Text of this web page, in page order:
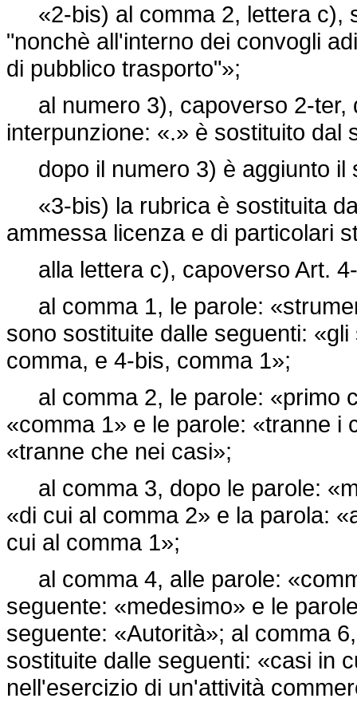
«2-bis) al comma 2, lettera c),
"nonchè all'interno dei convogli
di pubblico trasporto"»;
al numero 3), capoverso 2-ter,
interpunzione: «.» è sostituito dal
dopo il numero 3) è aggiunto il
«3-bis) la rubrica è sostituita
ammessa licenza e di particolari
alla lettera c), capoverso Art.
al comma 1, le parole:
sono sostituite dalle seguenti:
comma, e 4-bis, comma 1»;
al comma 2, le parole: «primo
«comma 1» e le parole: «tranne i
«tranne che nei casi»;
al comma 3, dopo le parole:
«di cui al comma 2» e la parola:
cui al comma 1»;
al comma 4, alle parole:
seguente: «medesimo» e le
seguente: «Autorità»; al comma
sostituite dalle seguenti: «casi in
nell'esercizio di un'attività